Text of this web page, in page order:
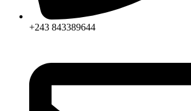
+243 843389644